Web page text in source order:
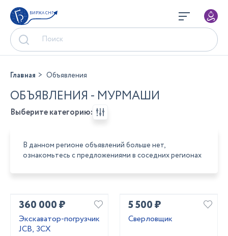
БИРЖА СНГ
Главная Объявления
ОБЪЯВЛЕНИЯ - МУРМАШИ
Выберите категорию:
В данном регионе объявлений больше нет,
ознакомьтесь с предложениями в соседних регионах
360 000 ₽
Экскаватор-погрузчик
JCB, 3СХ
5 500 ₽
Сверловщик